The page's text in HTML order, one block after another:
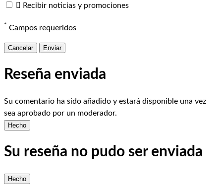
Recibir noticias y promociones
* Campos requeridos
Cancelar Enviar
Reseña enviada
Su comentario ha sido añadido y estará disponible una vez
sea aprobado por un moderador.
Hecho
Su reseña no pudo ser enviada
Hecho